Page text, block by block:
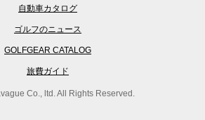
自動車カタログ
ゴルフのニュース
GOLFGEAR CATALOG
旅費ガイド
Co., ltd. All Rights Reserved.